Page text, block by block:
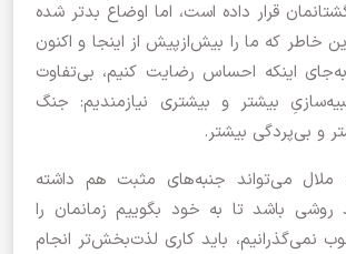
قرار داده است، اما اوضاع بدتر شده
خاطر که ما را بیش‌ازپیش از اینجا و اکنون
اینکه احساس رضایت کنیم،‌ بی‌تفاوت
بیشتر و بیشتری نیازمندیم: جنگ
و بی‌پردگی بیشتر.
می‌تواند جنبه‌های مثبت هم داشته
روشی باشد تا به خود بگوییم زمانمان را
نمی‌گذرانیم،‌ باید کاری لذت‌بخش‌تر انجام